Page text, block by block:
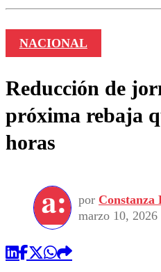
NACIONAL
Reducción de
próxima rebaja
horas
por Constanza
marzo 10, 2026